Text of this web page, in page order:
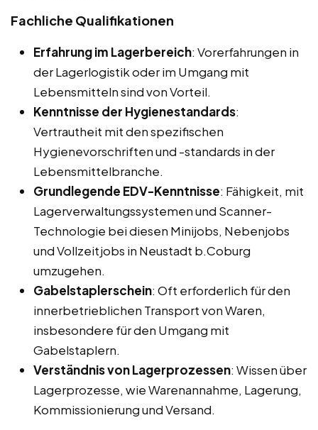
Fachliche Qualifikationen
Erfahrung im Lagerbereich: Vorerfahrungen in
der Lagerlogistik oder im Umgang mit
Lebensmitteln sind von Vorteil.
Kenntnisse der Hygienestandards:
Vertrautheit mit den spezifischen
Hygienevorschriften und -standards in der
Lebensmittelbranche.
Grundlegende EDV-Kenntnisse: Fähigkeit, mit
Lagerverwaltungssystemen und Scanner-
Technologie bei diesen Minijobs, Nebenjobs
und Vollzeitjobs in Neustadt b.Coburg
umzugehen.
Gabelstaplerschein: Oft erforderlich für den
innerbetrieblichen Transport von Waren,
insbesondere für den Umgang mit
Gabelstaplern.
Verständnis von Lagerprozessen: Wissen über
Lagerprozesse, wie Warenannahme, Lagerung,
Kommissionierung und Versand.